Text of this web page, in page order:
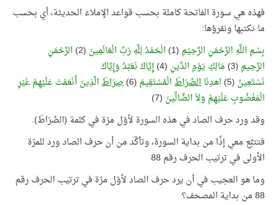
فهذه هي سورة الفاتحة كاملة بحسب قواعد الإملاء الحديثة، أي بحسب
ما نكتبها ونقرؤها:
بِسْمِ اللَّهِ الرَّحْمَنِ الرَّحِيْمِ (1) الْحَمْدُ لِلَّهِ رَبِّ الْعَالَمِينَ (2)
الرَّحْمَنِ
الرَّحِيمِ (3) مَالِكِ يَوْمِ الدِّينِ (4)
إِيَّاكَ نَعْبُدُ وَإِيَّاكَ
نَسْتَعِينُ (5) اهدِنَاالصِّرَاطَالْمُسْتَقِيمَ (6) صِرَاطَالَّذِينَ أَنْعَمْتَ عَلَيْهِمْ غَيْرِ
الْمَغْضُوبِ عَلَيْهِمْ وَلاَ الضَّالِّينَ (7)
وقد ورد حرف الصاد في هذه السورة لأوّل مرّة في كلمة (الصِّرَاطَ).
فتتبَّع معي إذًا من بداية السورة، وتأكَّد من أن حرف الصاد ورد للمرّة
الأولى في ترتيب الحرف رقم 88
وما هو العجيب في أن يرد حرف الصاد لأوّل مرّة في ترتيب الحرف رقم
88 من بداية المصحف؟